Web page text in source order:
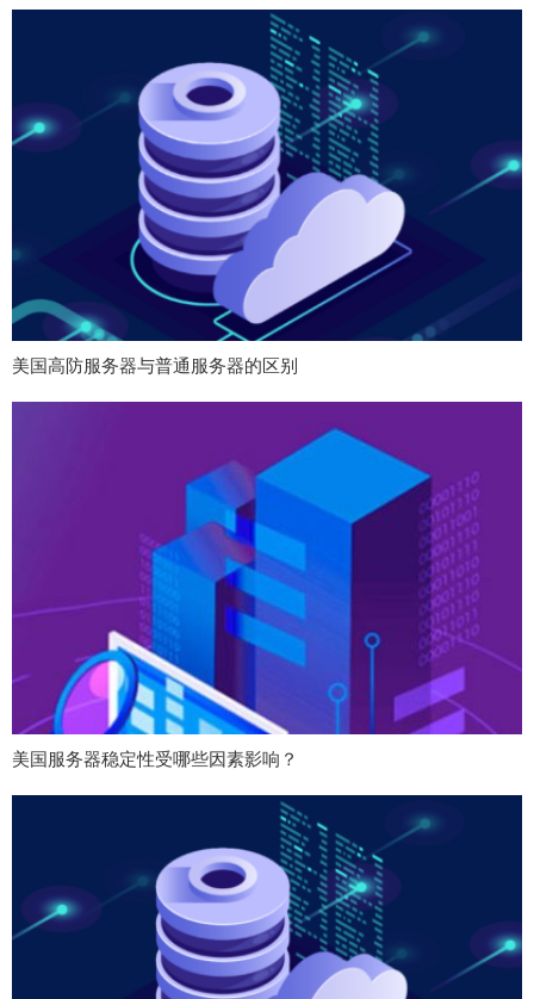
美国高防服务器与普通服务器的区别
美国服务器稳定性受哪些因素影响？